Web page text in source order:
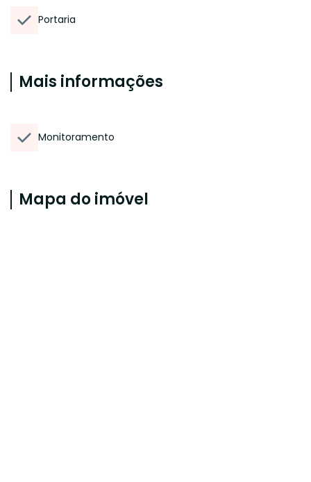
Portaria
Mais informações
Monitoramento
Mapa do imóvel